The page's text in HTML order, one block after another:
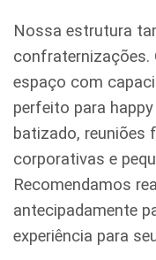
Nossa estrutura
confraternizações.
espaço com
perfeito para
batizado, reuniões
corporativas e
Recomendamos
antecipadamente
experiência para